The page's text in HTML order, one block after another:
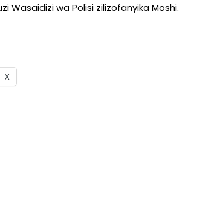
Wasaidizi wa Polisi zilizofanyika Moshi.
X